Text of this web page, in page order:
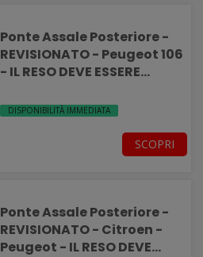
Ponte Assale Posteriore -
REVISIONATO - Peugeot 106
- IL RESO DEVE ESSERE
DISPONIBILITÀ IMMEDIATA
SCOPRI
Ponte Assale Posteriore -
REVISIONATO - Citroen -
Peugeot - IL RESO DEVE